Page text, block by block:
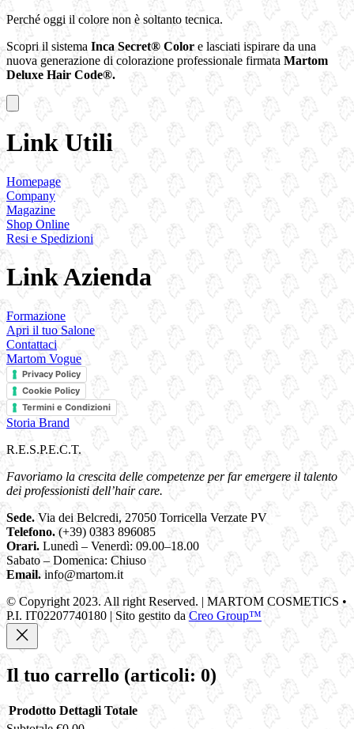
Perché oggi il colore non è soltanto tecnica.
Scopri il sistema Inca Secret® Color e lasciati ispirare da una
nuova generazione di colorazione professionale firmata Martom
Deluxe Hair Code®.
Link Utili
Homepage
Company
Magazine
Shop Online
Resi e Spedizioni
Link Azienda
Formazione
Apri il tuo Salone
Contattaci
Martom Vogue
Privacy Policy
Cookie Policy
Termini e Condizioni
Storia Brand
R.E.S.P.E.C.T.
Favoriamo la crescita delle competenze per far emergere il talento
dei professionisti dell’hair care.
Sede. Via dei Belcredi, 27050 Torricella Verzate PV
Telefono. (+39) 0383 896085
Orari. Lunedì – Venerdì: 09.00–18.00
Sabato – Domenica: Chiuso
Email. info@martom.it
© Copyright 2023. All right Reserved. | MARTOM COSMETICS •
P.I. IT02207740180 | Sito gestito daCreo Group™
Il tuo carrello (articoli: 0)
Prodotto Dettagli Totale